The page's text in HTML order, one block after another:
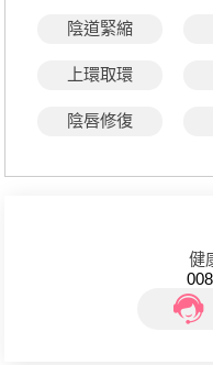
陰道緊縮
上環取環
陰唇修復
健